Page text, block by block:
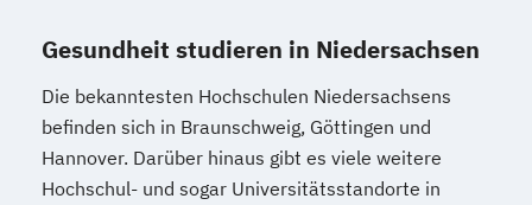
Gesundheit studieren in Niedersachsen
Die bekanntesten Hochschulen Niedersachsens
befinden sich in Braunschweig, Göttingen und
Hannover. Darüber hinaus gibt es viele weitere
Hochschul- und sogar Universitätsstandorte in